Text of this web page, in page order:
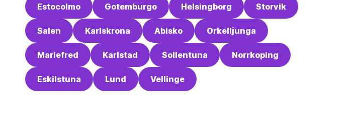
Estocolmo Gotemburgo Helsingborg Storvik
Salen Karlskrona Abisko Orkelljunga
Mariefred Karlstad Sollentuna Norrkoping
Eskilstuna Lund Vellinge